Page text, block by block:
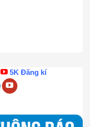
5K Đăng kí